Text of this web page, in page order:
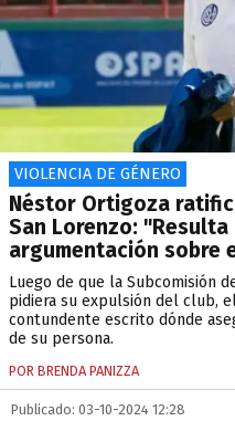
VIOLENCIA DE GÉNERO
Néstor Ortigoza
San Lorenzo:
argumentación sobre
Luego de que la Subcomisión
pidiera su expulsión del club,
contundente escrito dónde
de su persona.
POR BRENDA PANIZZA
Publicado: 03-10-2024 12:28